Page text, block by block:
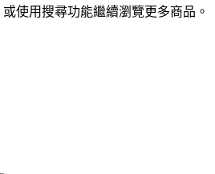
使用搜尋功能繼續瀏覽更多商品。